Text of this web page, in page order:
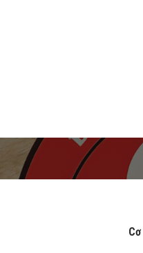
Cơ sở chính: